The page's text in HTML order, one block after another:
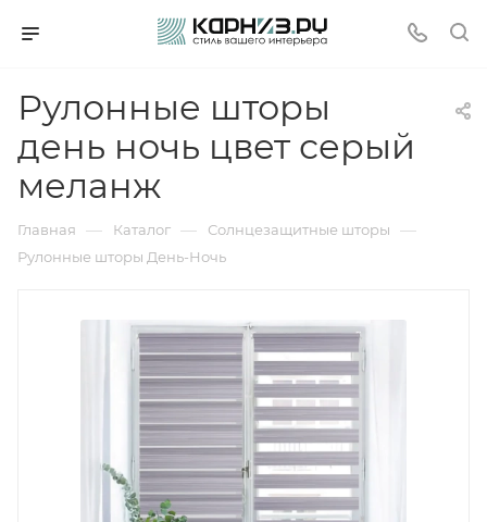
Рулонные шторы
день ночь цвет серый
меланж
Главная — Каталог — Солнцезащитные шторы —
Рулонные шторы День-Ночь